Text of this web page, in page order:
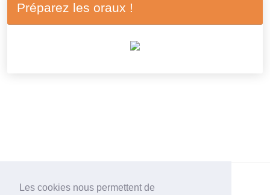
Les cookies nous permettent de
Préparez les oraux !